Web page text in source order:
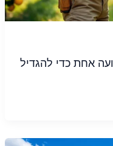
אחת כדי להגדיל